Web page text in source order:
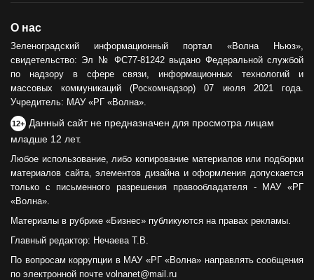
Сила тыла
30.05.2024
О нас
Зеленоградский информационный портал «Волна Ньюз»,
свидетельство: Эл № ФС77-81242 выдано Федеральной службой
по надзору в сфере связи, информационных технологий и
массовых коммуникаций (Роскомнадзор) 07 июля 2021 года.
Учредитель: МАУ «РГ «Волна».
12+ Данный сайт не предназначен для просмотра лицам
младше 12 лет.
Любое использование, либо копирование материалов или подборки
материалов сайта, элементов дизайна и оформления допускается
только с письменного разрешения правообладателя - МАУ «РГ
«Волна».
Материалы в рубрике «Бизнес» публикуются на правах рекламы.
Главный редактор: Нечаева Т.В.
По вопросам коррупции в МАУ «РГ «Волна» направлять сообщения
по электронной почте volnanet@mail.ru